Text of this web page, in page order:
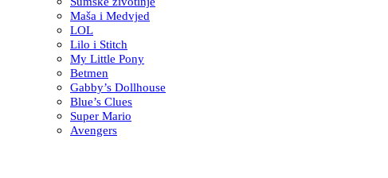
Maša i Medvjed
LOL
Lilo i Stitch
My Little Pony
Betmen
Gabby’s Dollhouse
Blue’s Clues
Super Mario
Avengers